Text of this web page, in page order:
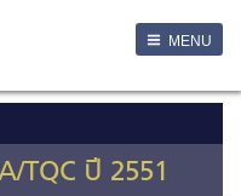
MENU
TQC ปี 2551
Username
Password